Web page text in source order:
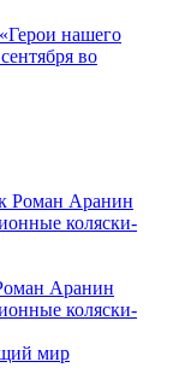
нашего
во
Аранин
коляски-